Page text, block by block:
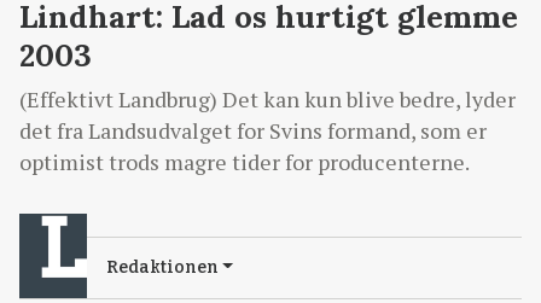
Lindhart: Lad os hurtigt glemme
2003
(Effektivt Landbrug) Det kan kun blive bedre, lyder
det fra Landsudvalget for Svins formand, som er
optimist trods magre tider for producenterne.
Redaktionen